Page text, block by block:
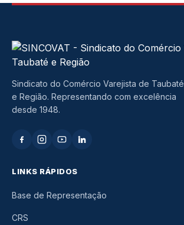
Sindicato do Comércio Varejista de Taubaté
e Região. Representando com excelência
desde 1948.
LINKS RÁPIDOS
Base de Representação
CRS